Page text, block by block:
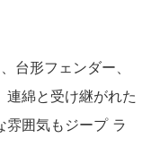
台形フェンダー、
連綿と受け継がれた
雰囲気もジープ ラ